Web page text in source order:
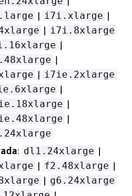
| i7i.xlarge |
| i7i.8xlarge
|
|
| i7ie.2xlarge
|
|
|
: dl1.24xlarge |
| f2.48xlarge |
| g6.24xlarge